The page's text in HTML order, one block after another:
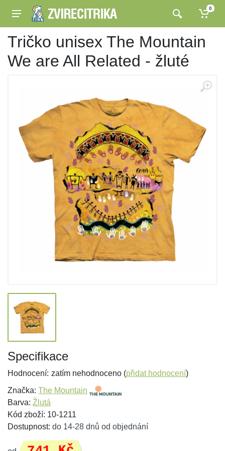
0
Tričko unisex The Mountain
We are All Related - žluté
Specifikace
Hodnocení: zatím nehodnoceno (přidat hodnocení)
Značka: The Mountain
Barva: Žlutá
Kód zboží: 10-1211
Dostupnost: do 14-28 dnů od objednání